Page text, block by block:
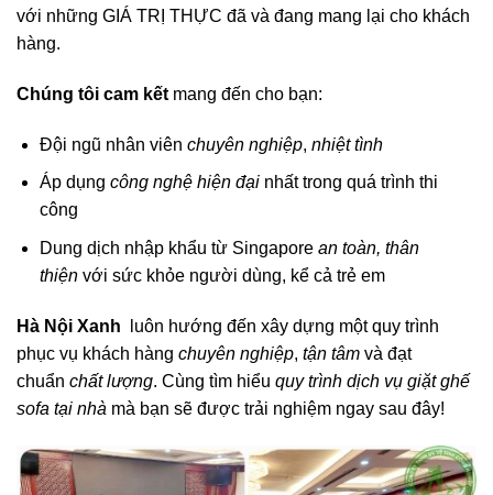
với những GIÁ TRỊ THỰC đã và đang mang lại cho khách
hàng.
Chúng tôi cam kết mang đến cho bạn:
Đội ngũ nhân viên chuyên nghiệp, nhiệt tình
Áp dụng công nghệ hiện đạinhất trong quá trình thi
công
Dung dịch nhập khẩu từ Singapore an toàn, thân
thiện với sức khỏe người dùng, kể cả trẻ em
Hà Nội Xanh
luôn hướng đến xây dựng một quy trình
phục vụ khách hàng chuyên nghiệp, tận tâm và đạt
chuẩn chất lượng. Cùng tìm hiểu quy trình dịch vụ giặt ghế
sofa tại nhà mà bạn sẽ được trải nghiệm ngay sau đây!